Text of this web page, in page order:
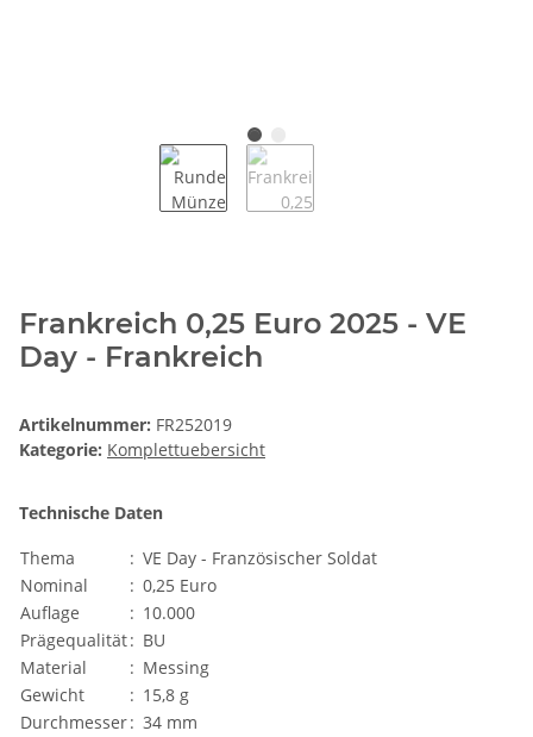
Frankreich 0,25 Euro 2025 - VE
Day - Frankreich
Artikelnummer: FR252019
Kategorie: Komplettuebersicht
Technische Daten
Thema
: VE Day - Französischer Soldat
Nominal
: 0,25 Euro
Auflage
: 10.000
Prägequalität: BU
Material
: Messing
Gewicht
: 15,8 g
Durchmesser: 34 mm